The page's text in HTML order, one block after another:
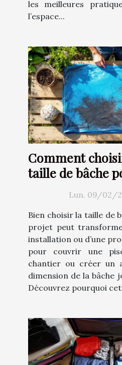
les meilleures
l’espace...
Comment
taille de bâche
projet ?Lun. 09/02/
Bien choisir la taille de
projet peut
installation ou d’une
pour couvrir une
chantier ou créer un
dimension de la bâche
Découvrez pourquoi